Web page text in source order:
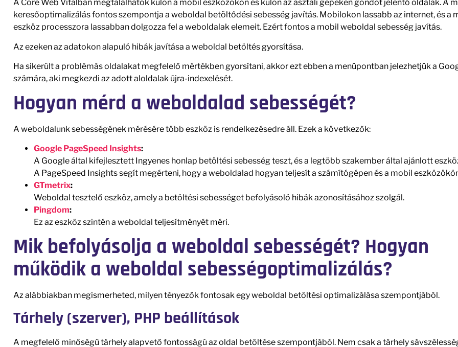
A Core Web Vitalban megtalálhatók külön a mobil eszközökön és külön az asztali gépeken gondot jelentő oldalak. A
keresőoptimalizálás fontos szempontja a weboldal betöltődési sebesség javítás. Mobilokon lassabb az internet, és a
eszköz processzora lassabban dolgozza fel a weboldalak elemeit. Ezért fontos a mobil weboldal sebesség javítás.
Az ezeken az adatokon alapuló hibák javítása a weboldal betöltés gyorsítása.
Ha sikerült a problémás oldalakat megfelelő mértékben gyorsítani, akkor ezt ebben a menüpontban jelezhetjük a
számára, aki megkezdi az adott aloldalak újra-indexelését.
Hogyan mérd a weboldalad sebességét?
A weboldalunk sebességének mérésére több eszköz is rendelkezésedre áll. Ezek a következők:
Google PageSpeed Insights:
A Google által kifejlesztett Ingyenes honlap betöltési sebesség teszt, és a legtöbb szakember által ajánlott
A PageSpeed Insights segít megérteni, hogy a weboldalad hogyan teljesít a számítógépen és a mobil
GTmetrix:
Weboldal tesztelő eszköz, amely a betöltési sebességet befolyásoló hibák azonosításához szolgál.
Pingdom:
Ez az eszköz szintén a weboldal teljesítményét méri.
Mik befolyásolja a weboldal sebességét? Hogyan
működik a weboldal sebességoptimalizálás?
Az alábbiakban megismerheted, milyen tényezők fontosak egy weboldal betöltési optimalizálása szempontjából.
Tárhely (szerver), PHP beállítások
A megfelelő minőségű tárhely alapvető fontosságú az oldal betöltése szempontjából. Nem csak a tárhely